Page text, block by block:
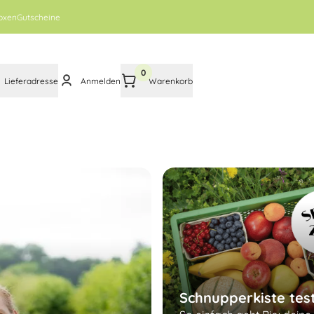
Gutscheine
Lieferadresse Anmelden
0
Warenkorb
Schnupperkiste